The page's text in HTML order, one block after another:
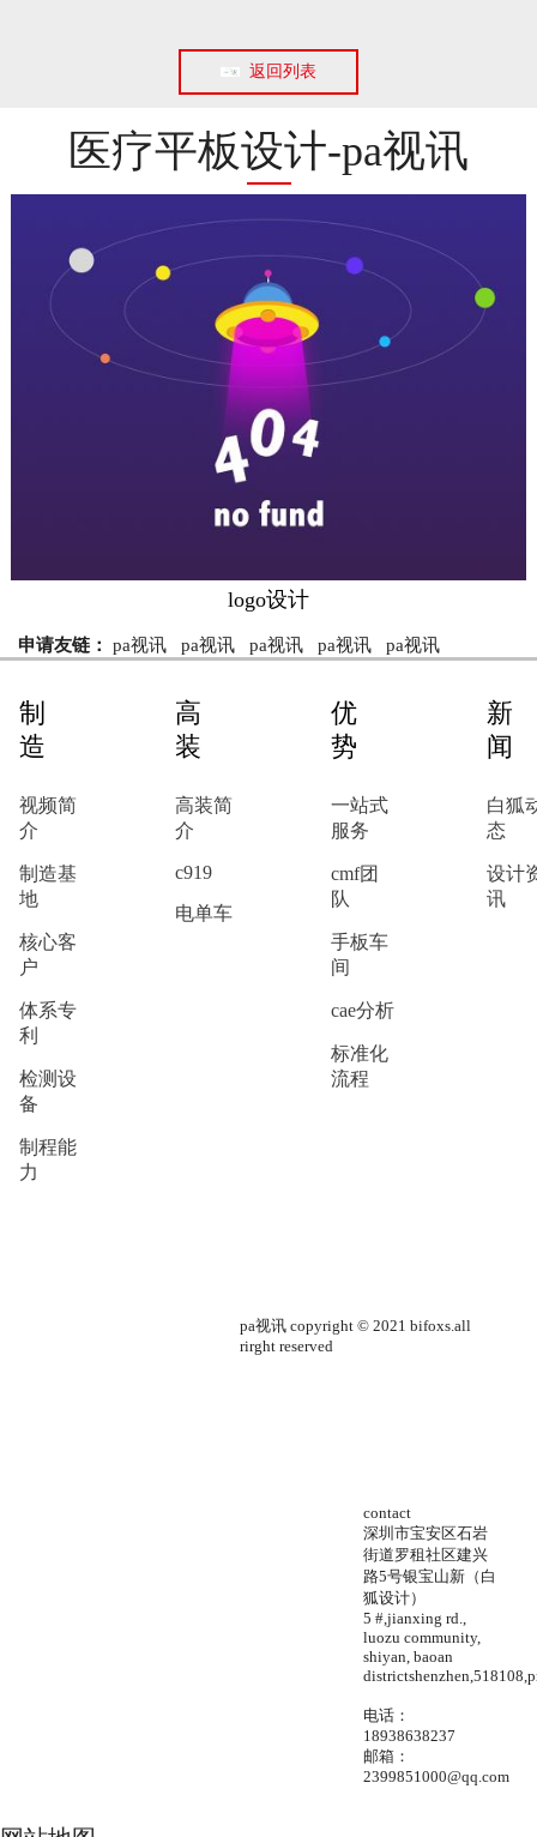
返回列表
医疗平板设计-pa视讯
logo设计
申请友链： pa视讯 pa视讯 pa视讯 pa视讯 pa视讯
制
造
视频简
介
制造基
地
核心客
户
体系专
利
检测设
备
制程能
力
高
装
高装简
介
c919
电单车
优
势
一站式
服务
cmf团
队
手板车
间
cae分析
标准化
流程
新
闻
白狐
态
设计
讯
pa视讯 copyright © 2021 bifoxs.all
rirght reserved
contact
深圳市宝安区石岩
街道罗租社区建兴
路5号银宝山新（白
狐设计）
5 #,jianxing rd.,
luozu community,
shiyan, baoan
电话：
18938638237
邮箱：
2399851000@qq.com